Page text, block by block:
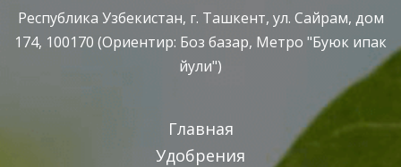
Республика Узбекистан, г. Ташкент, ул. Сайрам, дом
174, 100170 (Ориентир: Боз базар, Метро "Буюк ипак
йули")
Главная
Удобрения